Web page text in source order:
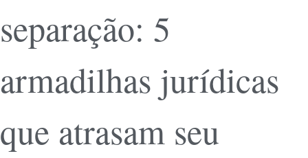
separação: 5
armadilhas jurídicas
que atrasam seu